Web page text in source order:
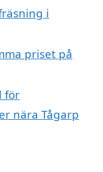
i
priset på
för
nära Tågarp